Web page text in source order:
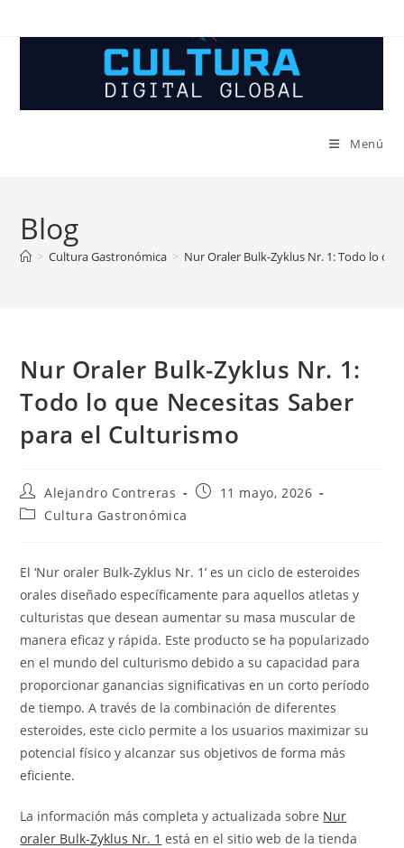
Menú
Blog
> Cultura Gastronómica > Nur Oraler Bulk-Zyklus Nr. 1: Todo lo
Nur Oraler Bulk-Zyklus Nr. 1:
Todo lo que Necesitas Saber
para el Culturismo
Autor
de
la
Alejandro Contreras
Entrada11 mayo, 2026
Categoría
entrada:
Cultura Gastronómica
El ‘Nur oraler Bulk-Zyklus Nr. 1’ es un ciclo de esteroides
orales diseñado específicamente para aquellos atletas y
culturistas que desean aumentar su masa muscular de
manera eficaz y rápida. Este producto se ha popularizado
en el mundo del culturismo debido a su capacidad para
proporcionar ganancias significativas en un corto período
de tiempo. A través de la combinación de diferentes
esteroides, este ciclo permite a los usuarios maximizar su
potencial físico y alcanzar sus objetivos de forma más
eficiente.
La información más completa y actualizada sobre Nur
oraler Bulk-Zyklus Nr. 1 está en el sitio web de la tienda